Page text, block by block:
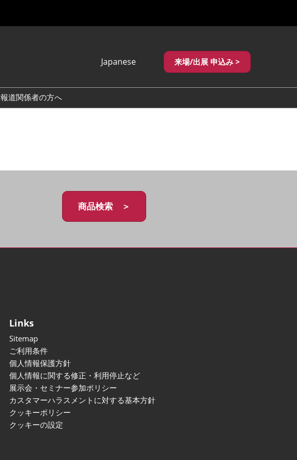
Japanese
繁體中文
来場/出展 申込み >
報道関係者の方へ
商品検索 ＞
Links
Sitemap
ご利用条件
個人情報保護方針
個人情報に関する修正・利用停止など
展示会・セミナー参加ポリシー
カスタマーハラスメントに対する基本方針
クッキーポリシー
クッキーの設定